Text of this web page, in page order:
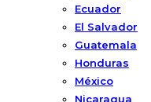
Ecuador
El Salvador
Guatemala
Honduras
México
Nicaragua